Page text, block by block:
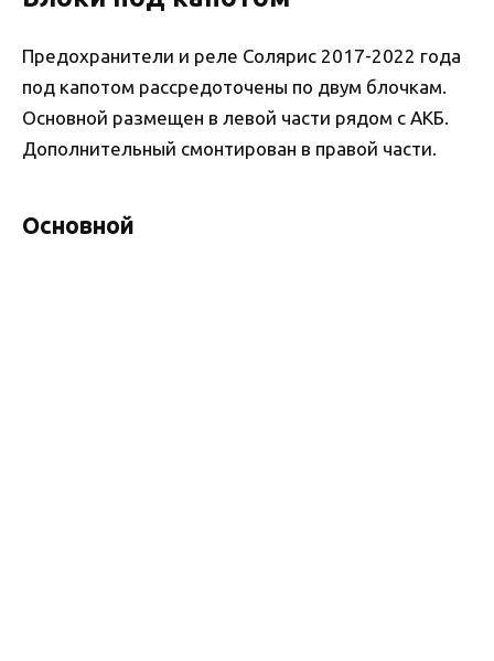
Предохранители и реле Солярис 2017-2022 года
под капотом рассредоточены по двум блочкам.
Основной размещен в левой части рядом с АКБ.
Дополнительный смонтирован в правой части.
Основной